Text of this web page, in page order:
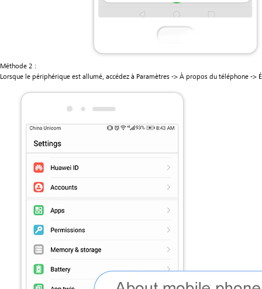
Méthode 2 :
Lorsque le périphérique est allumé, accédez à Paramètres -> À propos du téléphone ->